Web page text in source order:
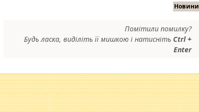
Новини
Помітили помилку?
Будь ласка, виділіть її мишкою і натисніть Ctrl +
Enter